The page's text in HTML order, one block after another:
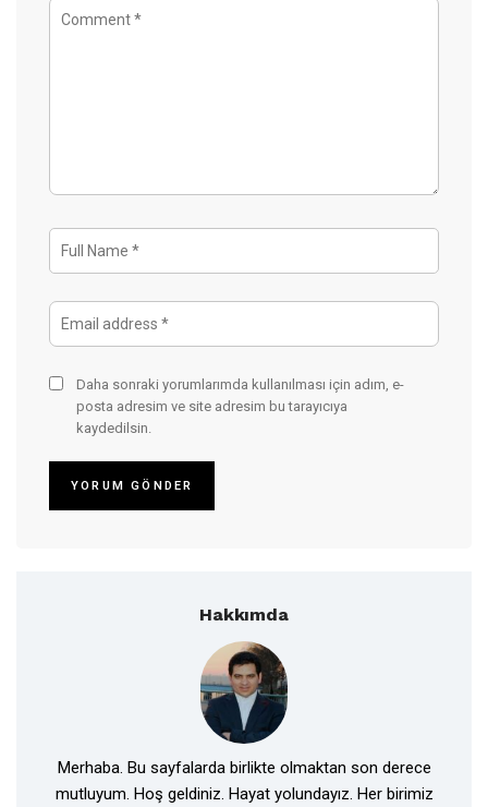
Daha sonraki yorumlarımda kullanılması için adım, e-
posta adresim ve site adresim bu tarayıcıya
kaydedilsin.
Hakkımda
Merhaba. Bu sayfalarda birlikte olmaktan son derece
mutluyum. Hoş geldiniz. Hayat yolundayız. Her birimiz